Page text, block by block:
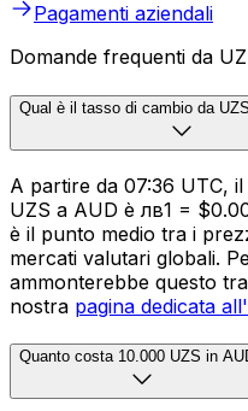
Pagamenti aziendali
Domande frequenti da
Qual è il tasso di cambio da
A partire da 07:36 UTC,
UZS a AUD è лв1 =
è il punto medio tra i
mercati valutari globali.
ammonterebbe questo
nostra pagina dedicata
Quanto costa 10.000 UZS in